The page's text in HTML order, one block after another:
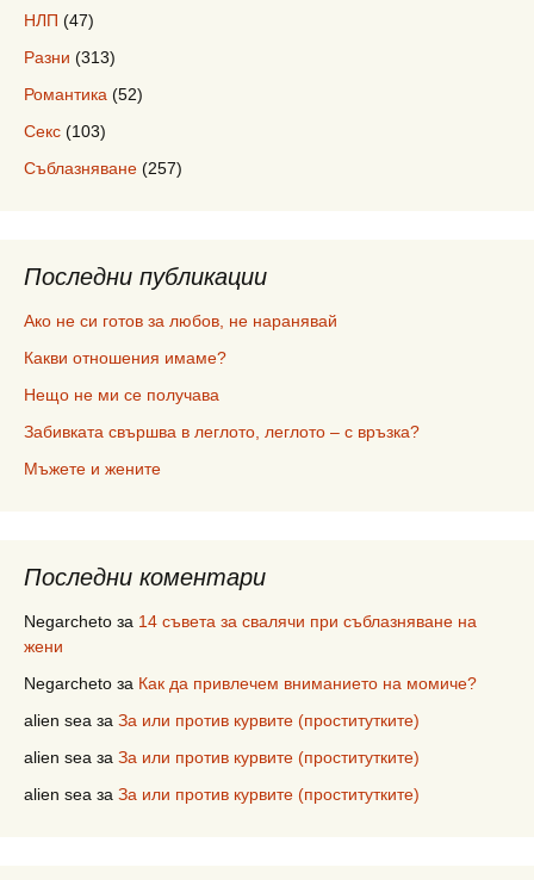
НЛП (47)
Разни (313)
Романтика (52)
Секс (103)
Съблазняване (257)
Последни публикации
Ако не си готов за любов, не наранявай
Какви отношения имаме?
Нещо не ми се получава
Забивката свършва в леглото, леглото – с връзка?
Мъжете и жените
Последни коментари
Negarcheto за 14 съвета за свалячи при съблазняване на
жени
Negarcheto за Как да привлечем вниманието на момиче?
alien sea за За или против курвите (проститутките)
alien sea за За или против курвите (проститутките)
alien sea за За или против курвите (проститутките)